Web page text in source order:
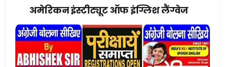
अमेरिकन इंस्टीट्यूट ऑफ इंग्लिश लैंग्वेज